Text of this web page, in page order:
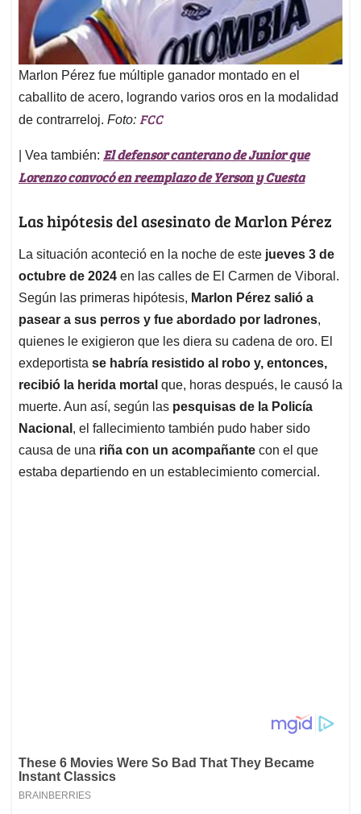
Marlon Pérez fue múltiple ganador montado en el
caballito de acero, logrando varios oros en la modalidad
de contrarreloj. Foto: FCC
| Vea también: El defensor canterano de Junior que
Lorenzo convocó en reemplazo de Yerson y Cuesta
Las hipótesis del asesinato de Marlon Pérez
La situación aconteció en la noche de este jueves 3 de
octubre de 2024 en las calles de El Carmen de Viboral.
Según las primeras hipótesis, Marlon Pérez salió a
pasear a sus perros y fue abordado por ladrones,
quienes le exigieron que les diera su cadena de oro. El
exdeportista se habría resistido al robo y, entonces,
recibió la herida mortal que, horas después, le causó la
muerte. Aun así, según las pesquisas de la Policía
Nacional , el fallecimiento también pudo haber sido
causa de una riña con un acompañante con el que
estaba departiendo en un establecimiento comercial.